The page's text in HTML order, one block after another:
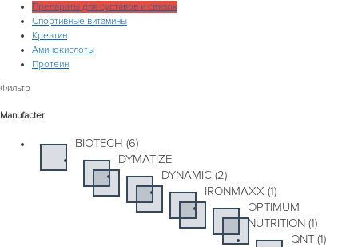
Препараты для суставов и связок
Спортивные витамины
Креатин
Аминокислоты
Протеин
Фильтр
Manufacter
BIOTECH (6)
DYMATIZE
DYNAMIC (2)
IRONMAXX (1)
OPTIMUM
NUTRITION (1)
QNT (1)